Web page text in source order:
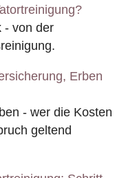
- von der
Erben
- wer die Kosten
geltend